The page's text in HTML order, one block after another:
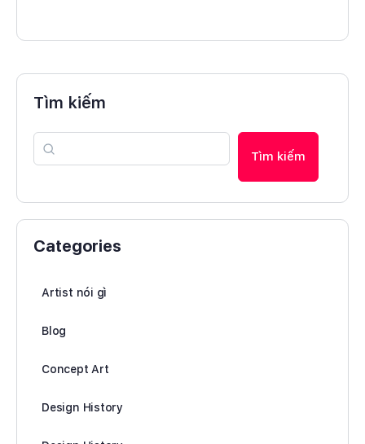
Tìm kiếm
Tìm kiếm
Categories
Artist nói gì
Blog
Concept Art
Design History